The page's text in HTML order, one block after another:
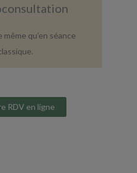
qu’en séance
RDV en ligne